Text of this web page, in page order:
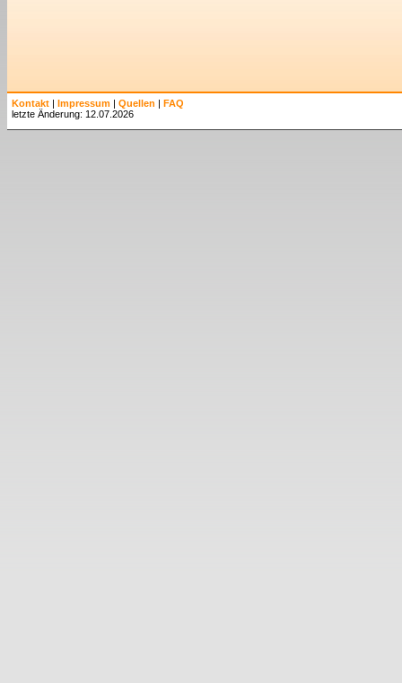
Kontakt | Impressum | Quellen | FAQ
letzte Änderung: 12.07.2026